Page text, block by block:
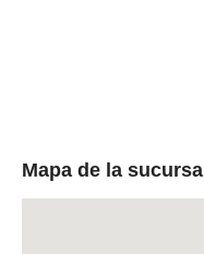
Mapa de la sucursal